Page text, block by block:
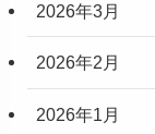
2026年3月
2026年2月
2026年1月